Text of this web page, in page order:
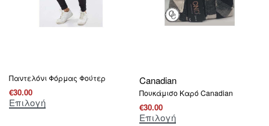
Παντελόνι Φόρμας Φούτερ
€30.00
Επιλογή
Canadian
Πουκάμισο Καρό Canadian
€30.00
Επιλογή